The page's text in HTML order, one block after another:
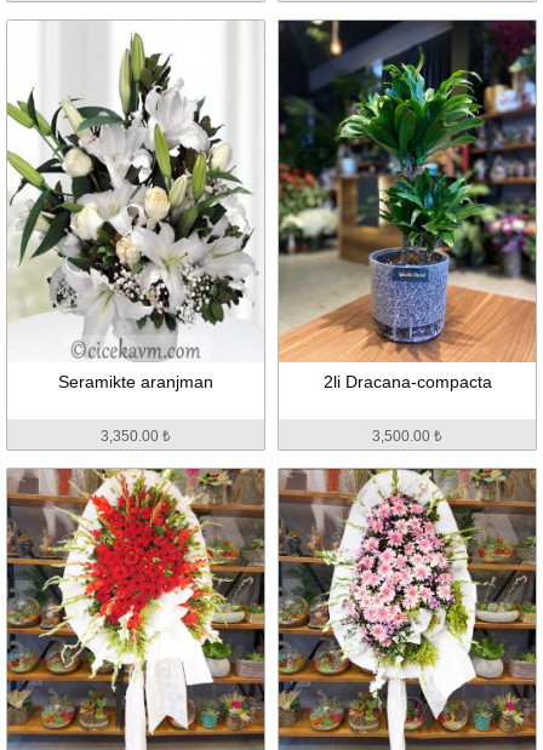
Seramikte aranjman
3,350.00 ₺
2li Dracana-compacta
3,500.00 ₺